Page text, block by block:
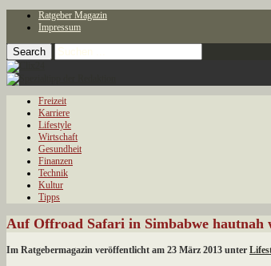
Ratgeber Magazin
Impressum
Freizeit
Karriere
Lifestyle
Wirtschaft
Gesundheit
Finanzen
Technik
Kultur
Tipps
Auf Offroad Safari in Simbabwe hautnah
Im Ratgebermagazin veröffentlicht am 23 März 2013 unter